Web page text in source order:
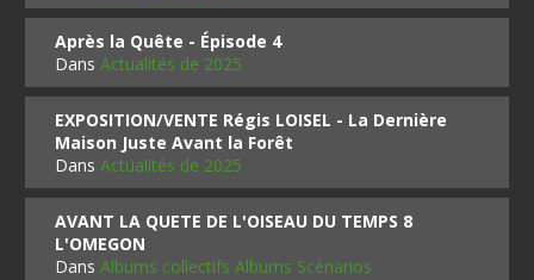
Après la Quête - Épisode 4
DansActualités de 2025
EXPOSITION/VENTE Régis LOISEL - La Dernière
Maison Juste Avant la Forêt
DansActualités de 2025
AVANT LA QUETE DE L'OISEAU DU TEMPS 8
L'OMEGON
DansAlbums collectifs Albums Scénarios